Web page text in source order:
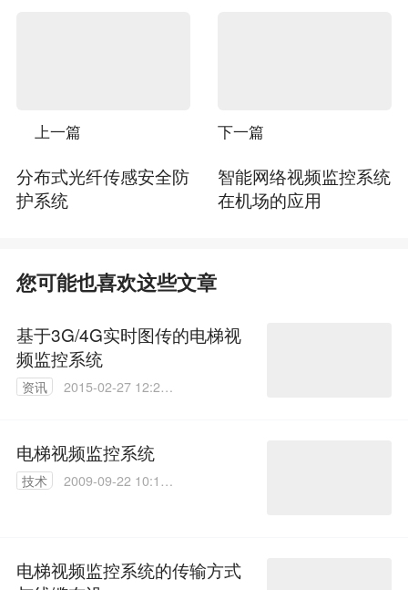
上一篇
分布式光纤传感安全防
护系统
下一篇
智能网络视频监控系统
在机场的应用
您可能也喜欢这些文章
基于3G/4G实时图传的电梯视
频监控系统
资讯
2015-02-27 12:23:
电梯视频监控系统
技术
2009-09-22 10:10:
电梯视频监控系统的传输方式